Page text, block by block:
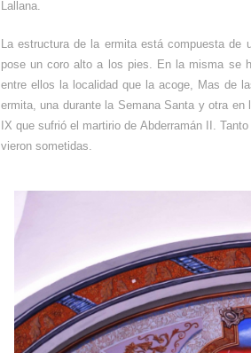
Lallana.
La estructura de la ermita está compuesta de
pose un coro alto a los pies. En la misma se
entre ellos la localidad que la acoge, Mas de
ermita, una durante la Semana Santa y otra
IX que sufrió el martirio de Abderramán II.​​
vieron sometidas.